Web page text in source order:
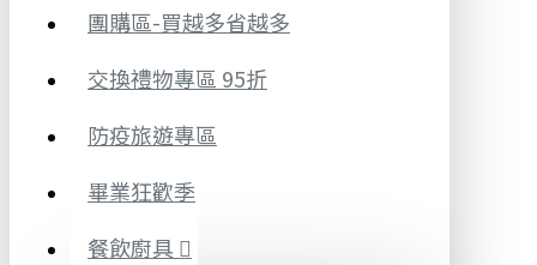
團購區-買越多省越多
交換禮物專區 95折
防疫旅遊專區
畢業狂歡季
餐飲廚具